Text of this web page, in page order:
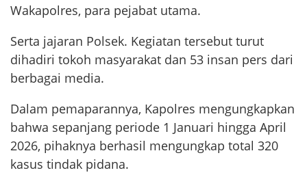
Wakapolres, para pejabat utama.
Serta jajaran Polsek. Kegiatan tersebut turut
dihadiri tokoh masyarakat dan 53 insan pers dari
berbagai media.
Dalam pemaparannya, Kapolres mengungkapkan
bahwa sepanjang periode 1 Januari hingga April
2026, pihaknya berhasil mengungkap total 320
kasus tindak pidana.